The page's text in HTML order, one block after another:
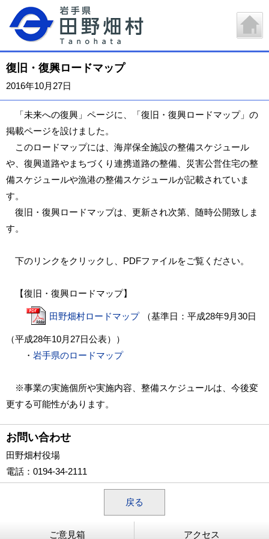
復旧・復興ロードマップ
2016年10月27日
「未来への復興」ページに、「復旧・復興ロードマップ」の
掲載ページを設けました。
このロードマップには、海岸保全施設の整備スケジュール
や、復興道路やまちづくり連携道路の整備、災害公営住宅の整
備スケジュールや漁港の整備スケジュールが記載されていま
す。
復旧・復興ロードマップは、更新され次第、随時公開致しま
す。
下のリンクをクリックし、PDFファイルをご覧ください。
【復旧・復興ロードマップ】
田野畑村ロードマップ （基準日：平成28年9月30日
（平成28年10月27日公表））
・ 岩手県のロードマップ
※事業の実施個所や実施内容、整備スケジュールは、今後変
更する可能性があります。
お問い合わせ
田野畑村役場
電話 ：0194-34-2111
戻る
ご意見箱 アクセス